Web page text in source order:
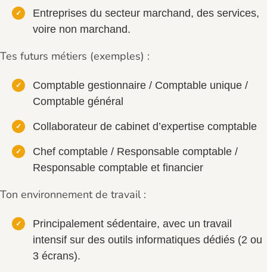
Entreprises du secteur marchand, des services,
voire non marchand.
Tes futurs métiers (exemples) :
Comptable gestionnaire / Comptable unique /
Comptable général
Collaborateur de cabinet d’expertise comptable
Chef comptable / Responsable comptable /
Responsable comptable et financier
Ton environnement de travail :
Principalement sédentaire, avec un travail
intensif sur des outils informatiques dédiés (2 ou
3 écrans).